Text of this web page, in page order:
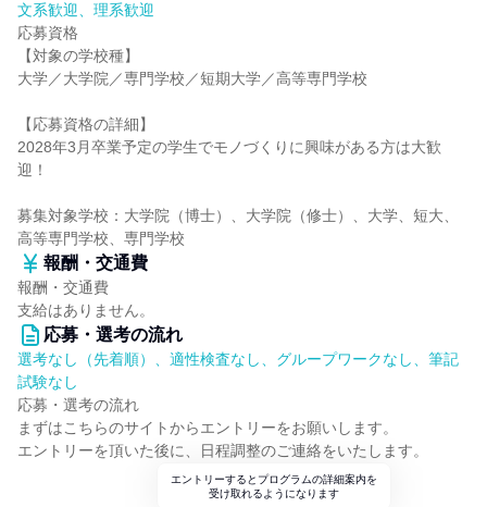
文系歓迎、理系歓迎
応募資格
【対象の学校種】
大学／大学院／専門学校／短期大学／高等専門学校
【応募資格の詳細】
2028年3月卒業予定の学生でモノづくりに興味がある方は大歓
迎！
募集対象学校：大学院（博士）、大学院（修士）、大学、短大、
高等専門学校、専門学校
報酬・交通費
報酬・交通費
支給はありません。
応募・選考の流れ
選考なし（先着順）、適性検査なし、グループワークなし、筆記
試験なし
応募・選考の流れ
まずはこちらのサイトからエントリーをお願いします。
エントリーを頂いた後に、日程調整のご連絡をいたします。
エントリーするとプログラムの詳細案内を
受け取れるようになります